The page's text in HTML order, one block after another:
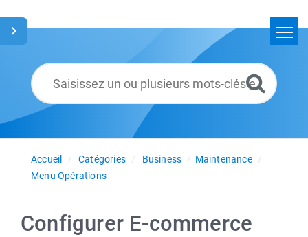
Glossaire
Français
Accueil
Catégories Business
Maintenance
Menu Opérations
Configurer E-commerce